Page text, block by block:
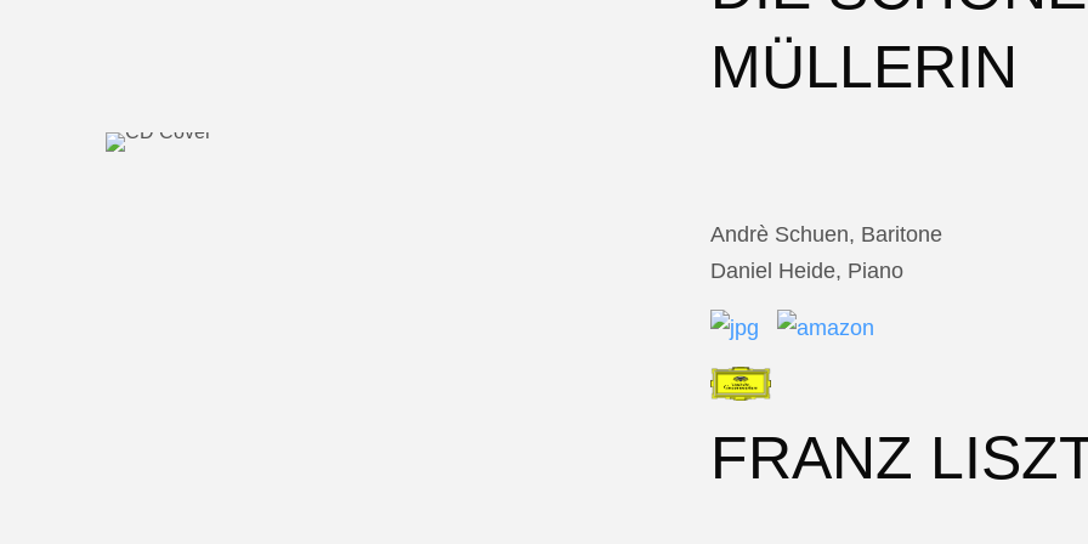
MÜLLERIN
Andrè Schuen, Baritone
Daniel Heide, Piano
FRANZ